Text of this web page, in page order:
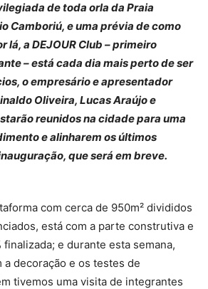
de toda orla da Praia
Camboriú, e uma prévia de como
lá, a DEJOUR Club – primeiro
– está cada dia mais perto de ser
o empresário e apresentador
Oliveira, Lucas Araújo e
reunidos na cidade para uma
e alinharem os últimos
que será em breve.
com cerca de 950m² divididos
está com a parte construtiva e
finalizada; e durante esta semana,
decoração e os testes de
tivemos uma visita de integrantes